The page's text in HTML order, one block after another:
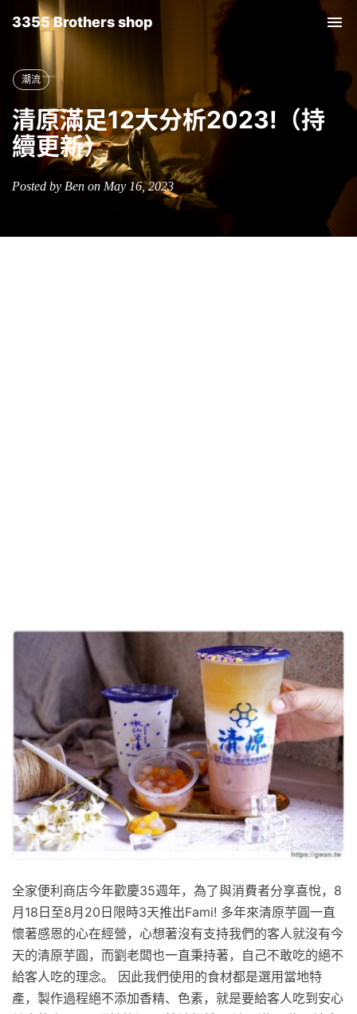
3355 Brothers shop
潮流
清原滿足12大分析2023!（持
續更新）
Posted by Ben on May 16, 2023
全家便利商店今年歡慶35週年，為了與消費者分享喜悅，8
月18日至8月20日限時3天推出Fami! 多年來清原芋圓一直
懷著感恩的心在經營，心想著沒有支持我們的客人就沒有今
天的清原芋圓，而劉老闆也一直秉持著，自己不敢吃的絕不
給客人吃的理念。 因此我們使用的食材都是選用當地特
產，製作過程絕不添加香精、色素，就是要給客人吃到安心